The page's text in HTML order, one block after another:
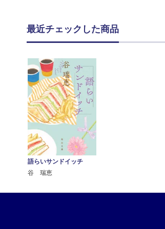
最近チェックした商品
語らいサンドイッチ
谷 瑞恵